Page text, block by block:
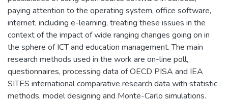
paying attention to the operating system, office software,
internet, including e-learning, treating these issues in the
context of the impact of wide ranging changes going on in
the sphere of ICT and education management. The main
research methods used in the work are on-line poll,
questionnaires, processing data of OECD PISA and IEA
SITES international comparative research data with statistic
methods, model designing and Monte-Carlo simulations.